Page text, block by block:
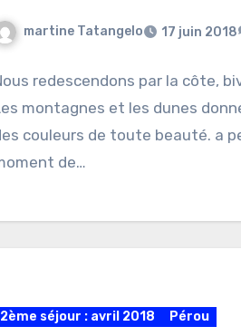
martine Tatangelo 17 juin 2018
redescendons par la côte,
montagnes et les dunes
couleurs de toute beauté. a
de…
2ème séjour : avril 2018 Pérou